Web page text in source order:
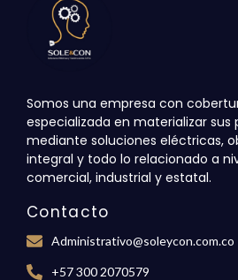
Somos una empresa con
especializada en materializar sus
mediante soluciones eléctricas,
integral y todo lo relacionado a
comercial, industrial y estatal.
Contacto
Administrativo@soleycon.com.co
+57 300 2070579